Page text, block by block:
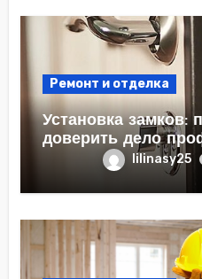
Ремонт и отделка
Установка замков:
доверить дело
lilinasy25